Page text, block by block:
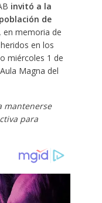
invitó a la
de
, en memoria de
en los
miércoles 1 de
Magna del
mantenerse
para